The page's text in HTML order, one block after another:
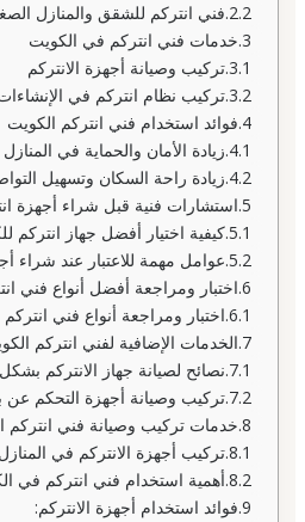
فني انتركم للشقق والمنازل
خدمات فني انتركم في الكويت
تركيب وصيانة أجهزة الانتركم
تركيب نظام انتركم في
فوائد استخدام فني انتركم الكويت
زيادة الأمان والحماية في المنازل
زيادة راحة السكان وتسهيل
استشارات فنية قبل شراء أجهزة
كيفية اختيار أفضل جهاز انتركم
عوامل مهمة للاعتبار عند شراء
اختبار ومراجعة أفضل أنواع فني
اختبار ومراجعة أنواع فني
الخدمات الإضافية لفني انتركم
نصائح لصيانة جهاز الانتركم
تركيب وصيانة أجهزة التحكم عن
خدمات تركيب وصيانة فني انتركم
تركيب أجهزة الانتركم في
أهمية استخدام فني انتركم في
فوائد استخدام أجهزة الانتركم: